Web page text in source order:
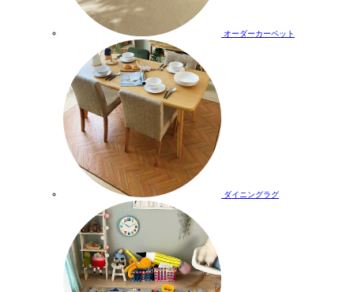
オーダーカーペット
ダイニングラグ